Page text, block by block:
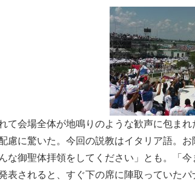
て会場全体が地鳴りのような歓声に包ま
慮に驚いた。今回の説教はイタリア語。
な御聖体拝領をしてください」とも。「
表されると、すぐ下の席に陣取っていた